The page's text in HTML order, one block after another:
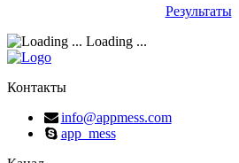
Результаты
Loading ...
Контакты
info@appmess.com
app_mess